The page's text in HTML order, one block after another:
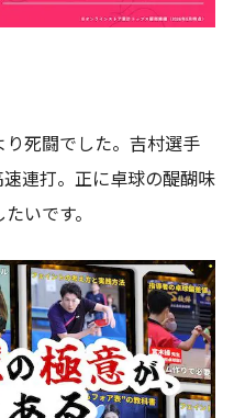
死闘でした。吉村選手
連打。正に卓球の醍醐味
いです。